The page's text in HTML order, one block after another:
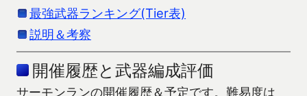
最強武器ランキング(Tier表)
説明＆考察
開催履歴と武器編成評価
サーモンランの開催履歴＆予定です。難易度は